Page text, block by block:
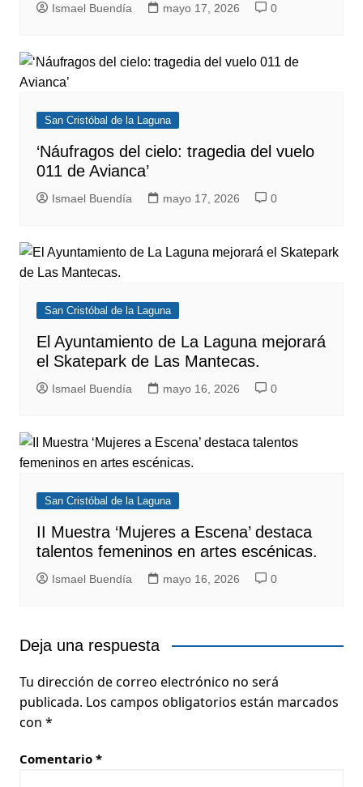
Ismael Buendía mayo 17, 2026 0
San Cristóbal de la Laguna
‘Náufragos del cielo: tragedia del vuelo
011 de Avianca’
Ismael Buendía mayo 17, 2026 0
San Cristóbal de la Laguna
El Ayuntamiento de La Laguna mejorará
el Skatepark de Las Mantecas.
Ismael Buendía mayo 16, 2026 0
San Cristóbal de la Laguna
II Muestra ‘Mujeres a Escena’ destaca
talentos femeninos en artes escénicas.
Ismael Buendía mayo 16, 2026 0
Deja una respuesta
Tu dirección de correo electrónico no será
publicada. Los campos obligatorios están marcados
con *
Comentario *